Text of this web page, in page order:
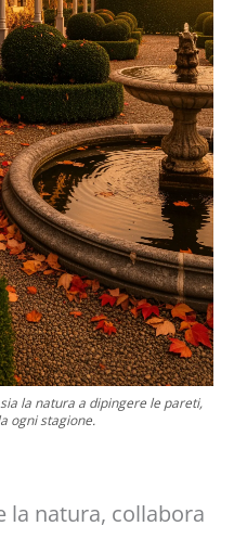
la natura a dipingere le pareti,
ogni stagione.
la natura, collabora